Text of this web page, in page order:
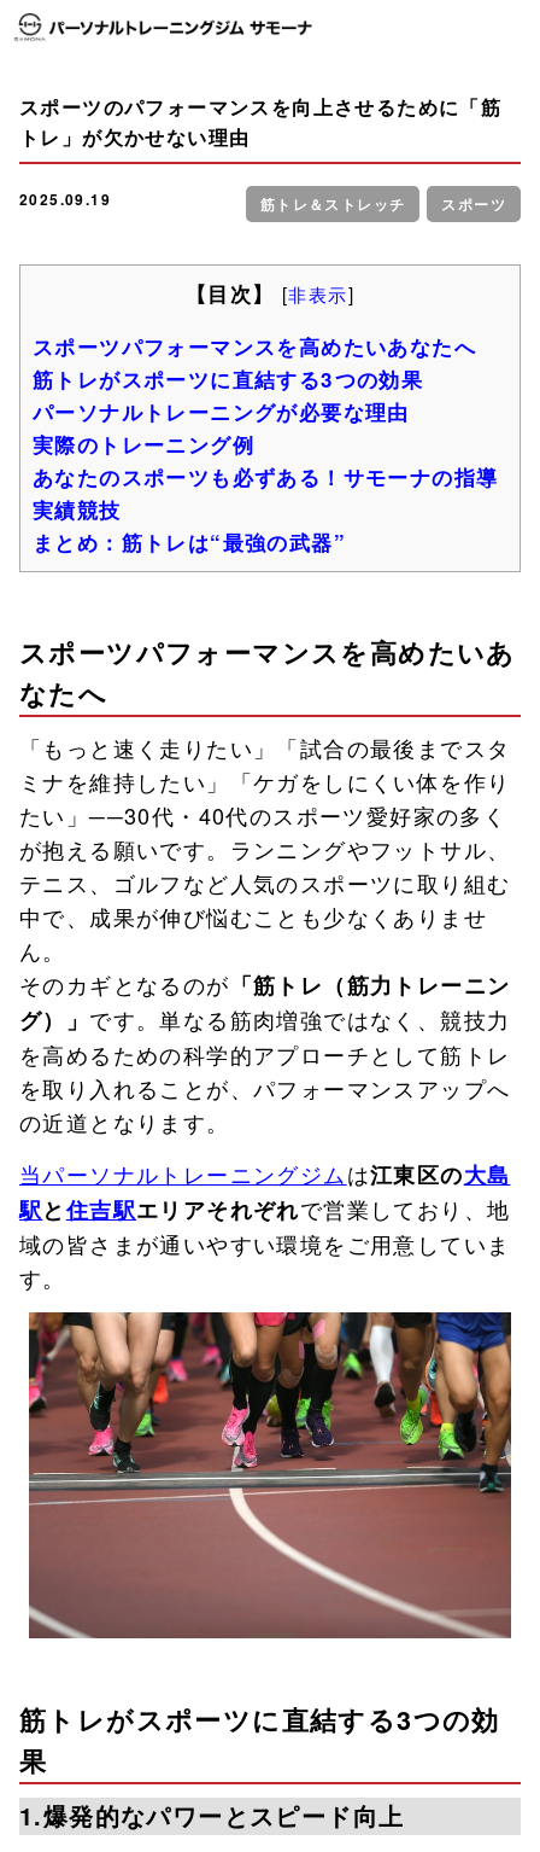
スポーツのパフォーマンスを向上させるために「筋
トレ」が欠かせない理由
2025.09.19 筋トレ＆ストレッチ スポーツ
【目次】 [非表示]
スポーツパフォーマンスを高めたいあなたへ
筋トレがスポーツに直結する3つの効果
パーソナルトレーニングが必要な理由
実際のトレーニング例
あなたのスポーツも必ずある！サモーナの指導
実績競技
まとめ：筋トレは“最強の武器”
スポーツパフォーマンスを高めたいあ
なたへ
「もっと速く走りたい」「試合の最後までスタ
ミナを維持したい」「ケガをしにくい体を作り
たい」──30代・40代のスポーツ愛好家の多く
が抱える願いです。ランニングやフットサル、
テニス、ゴルフなど人気のスポーツに取り組む
中で、成果が伸び悩むことも少なくありませ
ん。
そのカギとなるのが 「筋トレ（筋力トレーニン
グ）」 です。単なる筋肉増強ではなく、競技力
を高めるための科学的アプローチとして筋トレ
を取り入れることが、パフォーマンスアップへ
の近道となります。
当パーソナルトレーニングジムは江東区の大島
駅と住吉駅エリアそれぞれで営業しており、地
域の皆さまが通いやすい環境をご用意していま
す。
筋トレがスポーツに直結する3つの効
果
1.爆発的なパワーとスピード向上